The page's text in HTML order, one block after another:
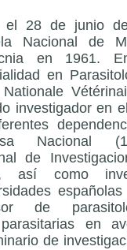
el 28 de junio
Nacional de
en 1961.
en
Nationale
investigador en
Nacional
de
así como
de
en
de